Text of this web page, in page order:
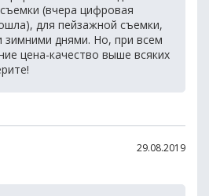
(вчера цифровая
для пейзажной съемки,
зимними днями. Но, при всем
цена-качество выше всяких
29.08.2019